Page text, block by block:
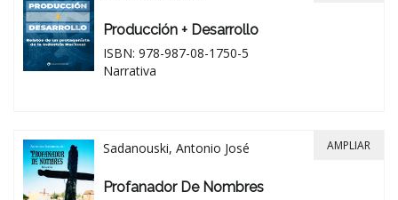
Producción + Desarrollo
ISBN: 978-987-08-1750-5
Narrativa
Sadanouski, Antonio José
Profanador De Nombres
AMPLIAR